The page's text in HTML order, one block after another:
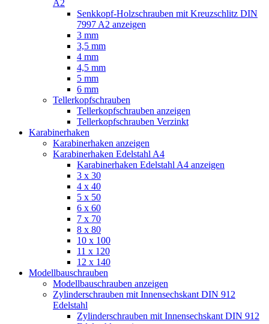
A2
Senkkopf-Holzschrauben mit Kreuzschlitz DIN
7997 A2 anzeigen
3 mm
3,5 mm
4 mm
4,5 mm
5 mm
6 mm
Tellerkopfschrauben
Tellerkopfschrauben anzeigen
Tellerkopfschrauben Verzinkt
Karabinerhaken
Karabinerhaken anzeigen
Karabinerhaken Edelstahl A4
Karabinerhaken Edelstahl A4 anzeigen
3 x 30
4 x 40
5 x 50
6 x 60
7 x 70
8 x 80
10 x 100
11 x 120
12 x 140
Modellbauschrauben
Modellbauschrauben anzeigen
Zylinderschrauben mit Innensechskant DIN 912
Edelstahl
Zylinderschrauben mit Innensechskant DIN 912